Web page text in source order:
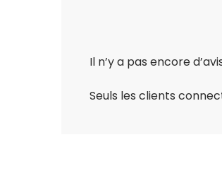
Il n’y a pas encore
Seuls les clients